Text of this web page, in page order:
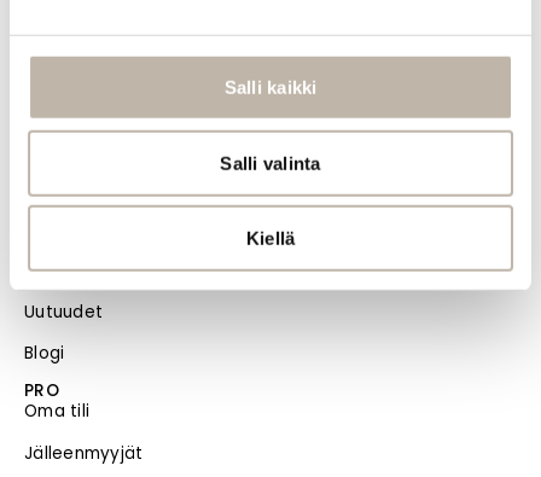
Salli kaikki
Salli valinta
Kiellä
Tietosuoja- ja rekisteriseloste
Vastuullisuus
Usein kysytyt kysymykset
Etusivu
Uutuudet
Blogi
PRO
Oma tili
Jälleenmyyjät